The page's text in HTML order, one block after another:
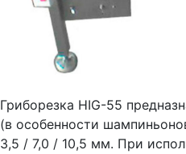
Гриборезка HIG-55
(в особенности
3,5 / 7,0 / 10,5 мм. При